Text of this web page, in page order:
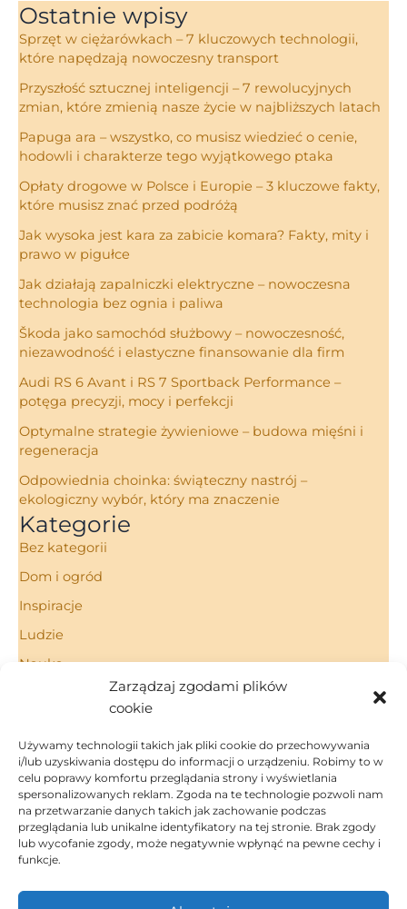
Zarządzaj zgodami plików
cookie
Używamy technologii takich jak pliki cookie do przechowywania
i/lub uzyskiwania dostępu do informacji o urządzeniu. Robimy to w
celu poprawy komfortu przeglądania strony i wyświetlania
spersonalizowanych reklam. Zgoda na te technologie pozwoli nam
na przetwarzanie danych takich jak zachowanie podczas
przeglądania lub unikalne identyfikatory na tej stronie. Brak zgody
lub wycofanie zgody, może negatywnie wpłynąć na pewne cechy i
funkcje.
Ostatnie wpisy
Sprzęt w ciężarówkach – 7 kluczowych technologii,
które napędzają nowoczesny transport
Przyszłość sztucznej inteligencji – 7 rewolucyjnych
zmian, które zmienią nasze życie w najbliższych latach
Papuga ara – wszystko, co musisz wiedzieć o cenie,
hodowli i charakterze tego wyjątkowego ptaka
Opłaty drogowe w Polsce i Europie – 3 kluczowe fakty,
które musisz znać przed podróżą
Jak wysoka jest kara za zabicie komara? Fakty, mity i
prawo w pigułce
Jak działają zapalniczki elektryczne – nowoczesna
technologia bez ognia i paliwa
Škoda jako samochód służbowy – nowoczesność,
niezawodność i elastyczne finansowanie dla firm
Audi RS 6 Avant i RS 7 Sportback Performance –
potęga precyzji, mocy i perfekcji
Optymalne strategie żywieniowe – budowa mięśni i
regeneracja
Odpowiednia choinka: świąteczny nastrój –
ekologiczny wybór, który ma znaczenie
Kategorie
Bez kategorii
Dom i ogród
Inspiracje
Ludzie
Nauka
Strona Główna
Regulamin
Polityka Prywatności
Polityka Cookies